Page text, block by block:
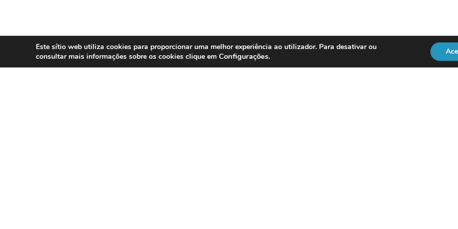
Este sítio web utiliza cookies para proporcionar uma melhor experiência ao utilizador. Para desativar ou
consultar mais informações sobre os cookies clique em Configurações.